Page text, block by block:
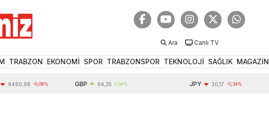
Ara Canlı TV
TRABZON EKONOMİ SPOR TRABZONSPOR TEKNOLOJİ SAĞLIK MAGAZİN
-0,08% 64,35 0,04% 30,17 -0,34%